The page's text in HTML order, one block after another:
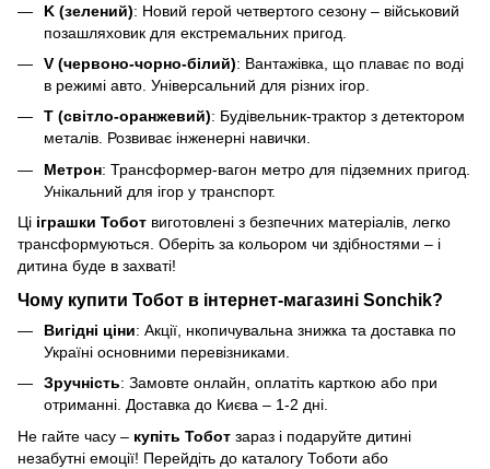
K (зелений): Новий герой четвертого сезону – військовий
позашляховик для екстремальних пригод.
V (червоно-чорно-білий): Вантажівка, що плаває по воді
в режимі авто. Універсальний для різних ігор.
T (світло-оранжевий): Будівельник-трактор з детектором
металів. Розвиває інженерні навички.
Метрон: Трансформер-вагон метро для підземних пригод.
Унікальний для ігор у транспорт.
Ці іграшки Тобот виготовлені з безпечних матеріалів, легко
трансформуються. Оберіть за кольором чи здібностями – і
дитина буде в захваті!
Чому купити Тобот в інтернет-магазині Sonchik?
Вигідні ціни: Акції, нкопичувальна знижка та доставка по
Україні основними перевізниками.
Зручність: Замовте онлайн, оплатіть карткою або при
отриманні. Доставка до Києва – 1-2 дні.
Не гайте часу – купіть Тобот зараз і подаруйте дитині
незабутні емоції! Перейдіть до каталогу Тоботи або